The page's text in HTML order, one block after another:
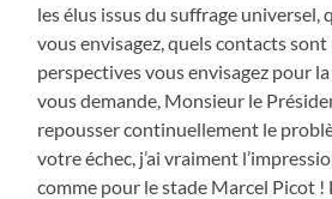
les élus issus du suffrage universel,
vous envisagez, quels contacts
perspectives vous envisagez pour
vous demande, Monsieur le
repousser continuellement le
votre échec, j’ai vraiment
comme pour le stade Marcel Picot !